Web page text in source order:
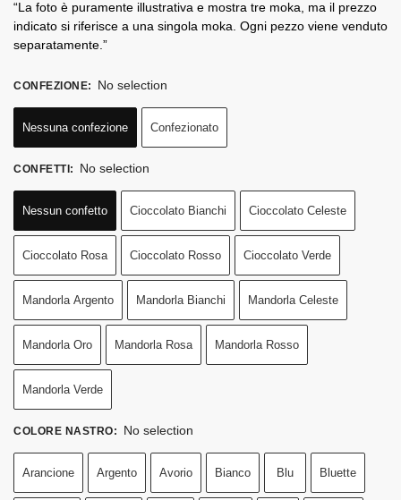
“La foto è puramente illustrativa e mostra tre moka, ma il prezzo
indicato si riferisce a una singola moka. Ogni pezzo viene venduto
separatamente.”
CONFEZIONE: No selection
Nessuna confezione Confezionato
CONFETTI: No selection
Nessun confetto Cioccolato Bianchi Cioccolato Celeste
Cioccolato Rosa Cioccolato Rosso Cioccolato Verde
Mandorla Argento Mandorla Bianchi Mandorla Celeste
Mandorla Oro Mandorla Rosa Mandorla Rosso
Mandorla Verde
COLORE NASTRO: No selection
Arancione Argento Avorio Bianco Blu Bluette